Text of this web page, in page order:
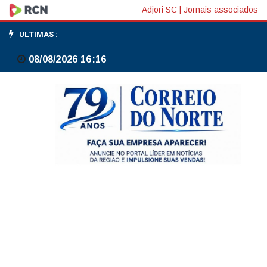
MPor:
Brasil
e
Paraguai
reunião
Adjori SC Jornais associados
ULTIMAS :
08/08/2026 16:16